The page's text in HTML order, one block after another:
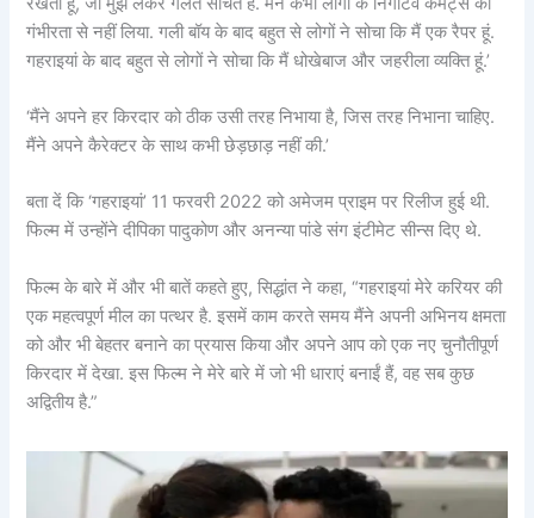
गंभीरता से नहीं लिया. गली बॉय के बाद बहुत से लोगों ने सोचा कि मैं एक रैपर हूं.
गहराइयां के बाद बहुत से लोगों ने सोचा कि मैं धोखेबाज और जहरीला व्यक्ति हूं.’
‘मैंने अपने हर किरदार को ठीक उसी तरह निभाया है, जिस तरह निभाना चाहिए.
मैंने अपने कैरेक्टर के साथ कभी छेड़छाड़ नहीं की.’
बता दें कि ‘गहराइयां’ 11 फरवरी 2022 को अमेजम प्राइम पर रिलीज हुई थी.
फिल्म में उन्होंने दीपिका पादुकोण और अनन्या पांडे संग इंटीमेट सीन्स दिए थे.
फिल्म के बारे में और भी बातें कहते हुए, सिद्धांत ने कहा, “गहराइयां मेरे करियर की
एक महत्वपूर्ण मील का पत्थर है. इसमें काम करते समय मैंने अपनी अभिनय क्षमता
को और भी बेहतर बनाने का प्रयास किया और अपने आप को एक नए चुनौतीपूर्ण
किरदार में देखा. इस फिल्म ने मेरे बारे में जो भी धाराएं बनाईं हैं, वह सब कुछ
अद्वितीय है.”